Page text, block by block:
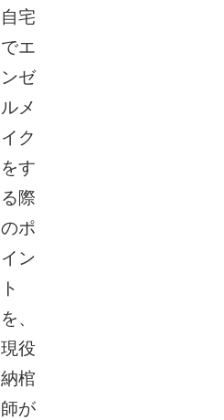
自宅
でエ
ンゼ
ルメ
イク
をす
る際
のポ
イン
ト
を、
現役
納棺
師が